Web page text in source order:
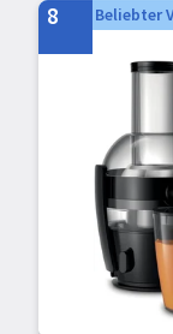
8 Beliebter